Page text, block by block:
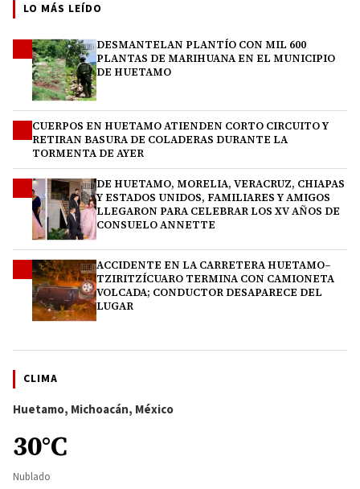
LO MÁS LEÍDO
DESMANTELAN PLANTÍO CON MIL 600
PLANTAS DE MARIHUANA EN EL MUNICIPIO
DE HUETAMO
CUERPOS EN HUETAMO ATIENDEN CORTO CIRCUITO Y
RETIRAN BASURA DE COLADERAS DURANTE LA
TORMENTA DE AYER
DE HUETAMO, MORELIA, VERACRUZ, CHIAPAS
Y ESTADOS UNIDOS, FAMILIARES Y AMIGOS
LLEGARON PARA CELEBRAR LOS XV AÑOS DE
CONSUELO ANNETTE
ACCIDENTE EN LA CARRETERA HUETAMO–
TZIRITZÍCUARO TERMINA CON CAMIONETA
VOLCADA; CONDUCTOR DESAPARECE DEL
LUGAR
CLIMA
Huetamo, Michoacán, México
30°C
Nublado